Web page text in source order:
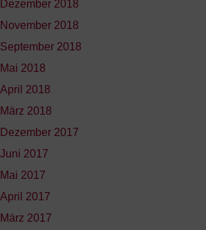
Dezember 2018
November 2018
September 2018
Mai 2018
April 2018
März 2018
Dezember 2017
Juni 2017
Mai 2017
April 2017
März 2017